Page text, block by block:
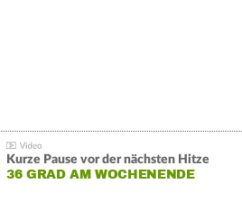
Kurze Pause vor der nächsten Hitze
36 GRAD AM WOCHENENDE